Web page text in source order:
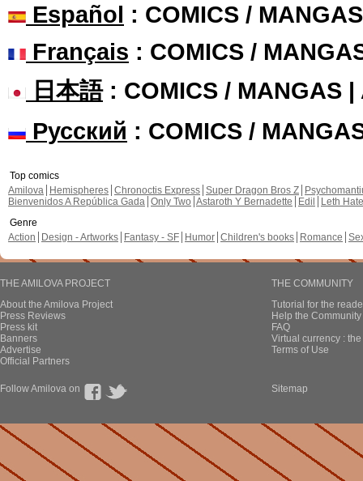
Español : COMICS /
Français : COMICS /
日本語: COMICS / MANGAS |
Русский : COMICS /
Top comics
Amilova
Hemispheres Chronoctis Express Super Dragon Bros Z
Bienvenidos A República Gada Only Two Astaroth Y Bernadette Edil
Leth Hate
Genre
Action
Design - Artworks Fantasy - SF Humor Children's books Romance
THE AMILOVA PROJECT
About the Amilova Project
Press Reviews
Press kit
Banners
Advertise
Official Partners
THE COMMUNITY
Tutorial for the
Help the
FAQ
Virtual currency :
Terms of Use
Follow Amilova on Sitemap